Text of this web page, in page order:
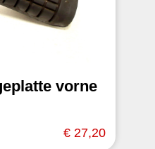
vorne
€ 27,20